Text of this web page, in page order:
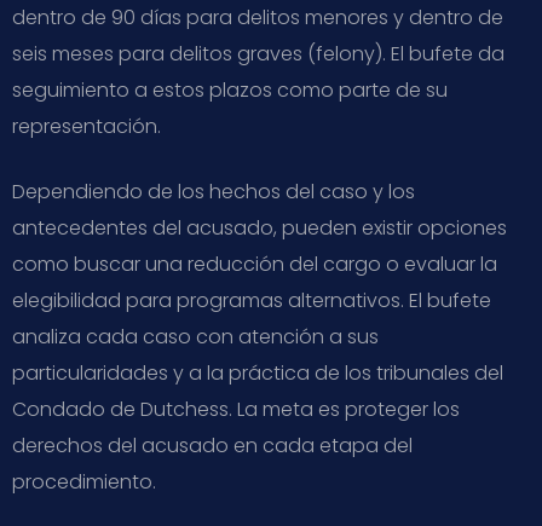
dentro de 90 días para delitos menores y dentro de
seis meses para delitos graves (felony). El bufete da
seguimiento a estos plazos como parte de su
representación.
Dependiendo de los hechos del caso y los
antecedentes del acusado, pueden existir opciones
como buscar una reducción del cargo o evaluar la
elegibilidad para programas alternativos. El bufete
analiza cada caso con atención a sus
particularidades y a la práctica de los tribunales del
Condado de Dutchess. La meta es proteger los
derechos del acusado en cada etapa del
procedimiento.